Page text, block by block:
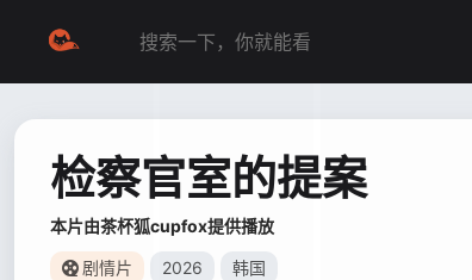
检察官室的提案
本片由茶杯狐cupfox提供播放
剧情片 2026 韩国